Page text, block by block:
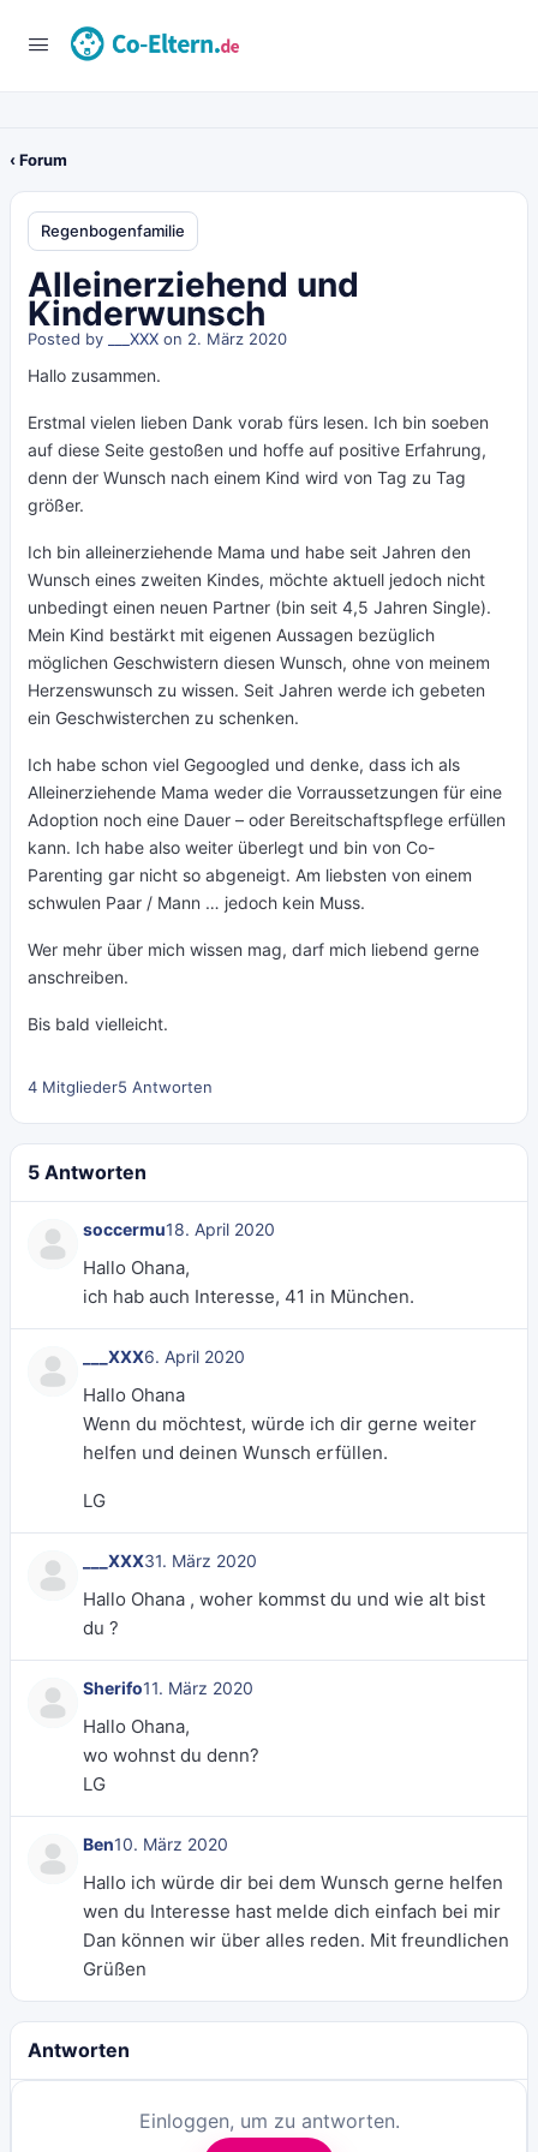
‹ Forum
Regenbogenfamilie
Alleinerziehend und
Kinderwunsch
Posted by ___XXX on 2. März 2020
Hallo zusammen.
Erstmal vielen lieben Dank vorab fürs lesen. Ich bin soeben
auf diese Seite gestoßen und hoffe auf positive Erfahrung,
denn der Wunsch nach einem Kind wird von Tag zu Tag
größer.
Ich bin alleinerziehende Mama und habe seit Jahren den
Wunsch eines zweiten Kindes, möchte aktuell jedoch nicht
unbedingt einen neuen Partner (bin seit 4,5 Jahren Single).
Mein Kind bestärkt mit eigenen Aussagen bezüglich
möglichen Geschwistern diesen Wunsch, ohne von meinem
Herzenswunsch zu wissen. Seit Jahren werde ich gebeten
ein Geschwisterchen zu schenken.
Ich habe schon viel Gegoogled und denke, dass ich als
Alleinerziehende Mama weder die Vorraussetzungen für eine
Adoption noch eine Dauer – oder Bereitschaftspflege erfüllen
kann. Ich habe also weiter überlegt und bin von Co-
Parenting gar nicht so abgeneigt. Am liebsten von einem
schwulen Paar / Mann … jedoch kein Muss.
Wer mehr über mich wissen mag, darf mich liebend gerne
anschreiben.
Bis bald vielleicht.
4 Mitglieder5 Antworten
5 Antworten
soccermu18. April 2020
Hallo Ohana,
ich hab auch Interesse, 41 in München.
___XXX6. April 2020
Hallo Ohana
Wenn du möchtest, würde ich dir gerne weiter
helfen und deinen Wunsch erfüllen.
LG
___XXX31. März 2020
Hallo Ohana , woher kommst du und wie alt bist
du ?
Sherifo11. März 2020
Hallo Ohana,
wo wohnst du denn?
LG
Ben10. März 2020
Hallo ich würde dir bei dem Wunsch gerne helfen
wen du Interesse hast melde dich einfach bei mir
Dan können wir über alles reden. Mit freundlichen
Grüßen
Antworten
Einloggen, um zu antworten.